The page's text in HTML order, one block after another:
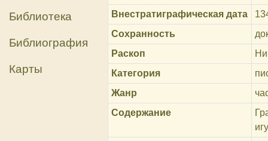
Библиотека
Библиография
Карты
Внестратиграфическая дата
Сохранность
Раскоп
Категория
Жанр
Содержание